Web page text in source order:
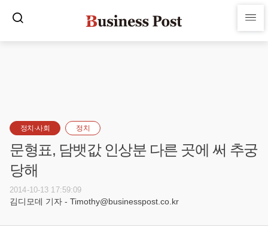
정치·사회 정치
문형표, 담뱃값 인상분 다른 곳에 써 추궁
당해
2014-10-13 17:59:09
김디모데 기자 - Timothy@businesspost.co.kr